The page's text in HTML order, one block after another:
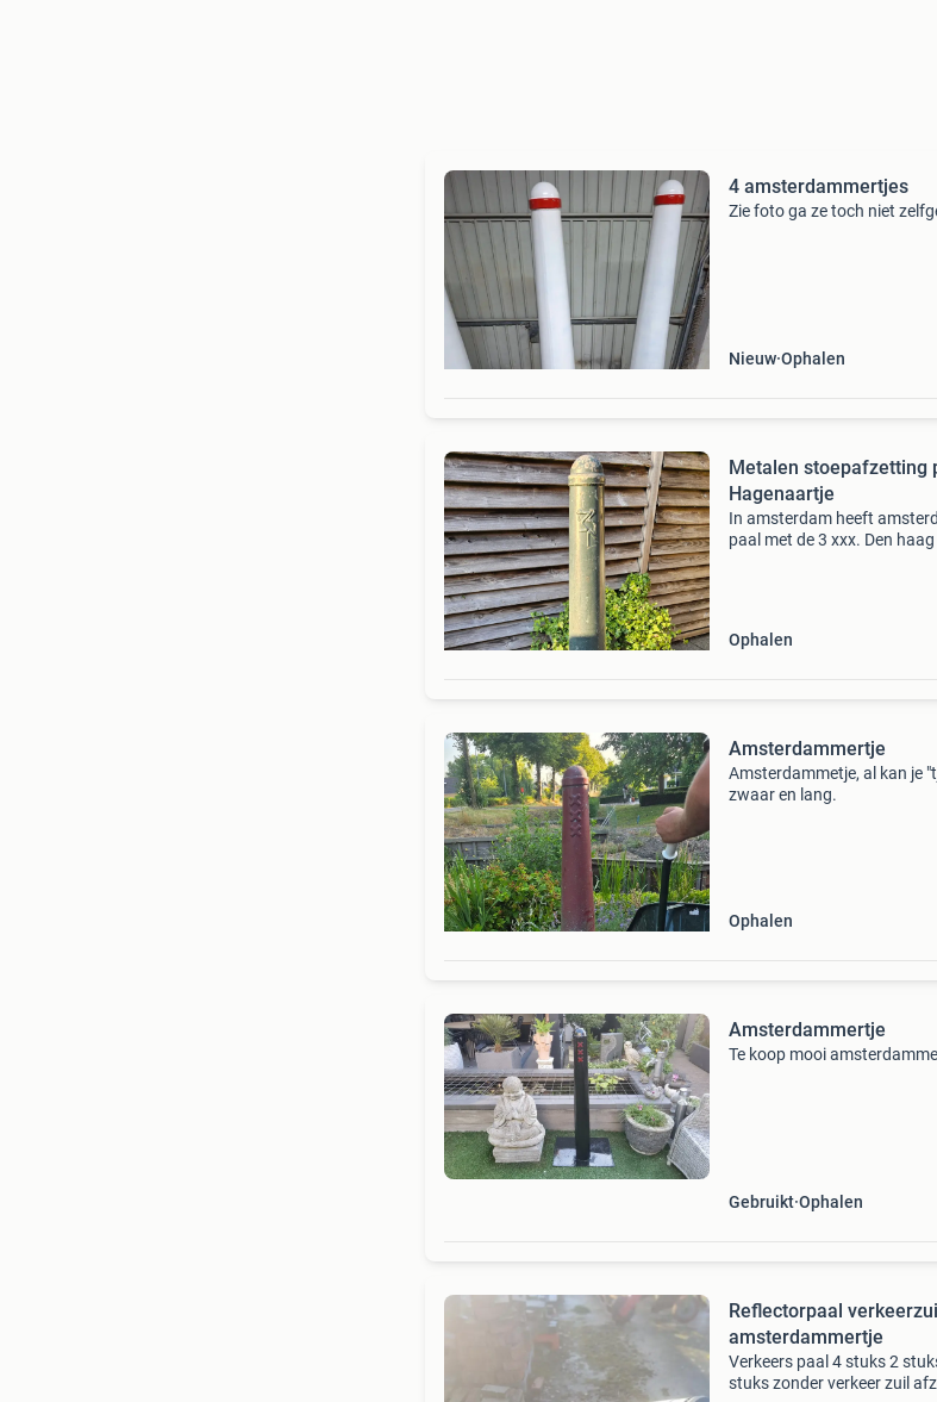
4 amsterdammertjes
Zie foto ga ze toch niet
Nieuw Ophalen
Metalen stoepafzetting
Hagenaartje
In amsterdam heeft
paal met de 3 xxx. Den
Ophalen
Amsterdammertje
Amsterdammetje, al kan je
zwaar en lang.
Ophalen
Amsterdammertje
Te koop mooi
Gebruikt Ophalen
Reflectorpaal
amsterdammertje
Verkeers paal 4 stuks 2
stuks zonder verkeer zuil